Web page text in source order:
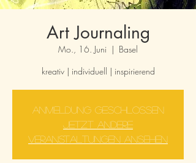
Art Journaling
Mo., 16. Juni
  |
Basel
kreativ | individuell | inspirierend
Anmeldung geschlossen
Jetzt andere
Veranstaltungen ansehen